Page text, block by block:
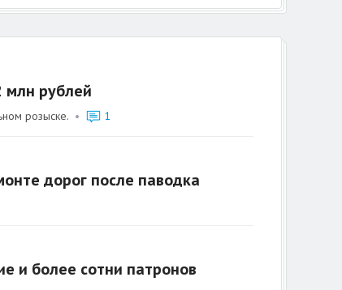
млн рублей
розыске.• 1
дорог после паводка
и более сотни патронов